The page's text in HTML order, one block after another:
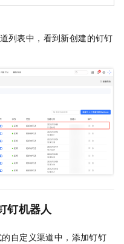
列表中，看到新创建的钉钉
钉机器人
自定义渠道中，添加钉钉